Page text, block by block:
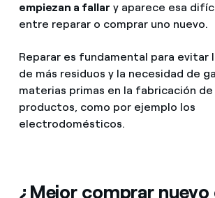
empiezan a fallar y aparece esa
entre reparar o comprar uno nuevo.
Reparar es fundamental para evitar
de más residuos y la necesidad de
materias primas en la fabricación de
productos, como por ejemplo los
electrodomésticos.
¿Mejor comprar nuevo